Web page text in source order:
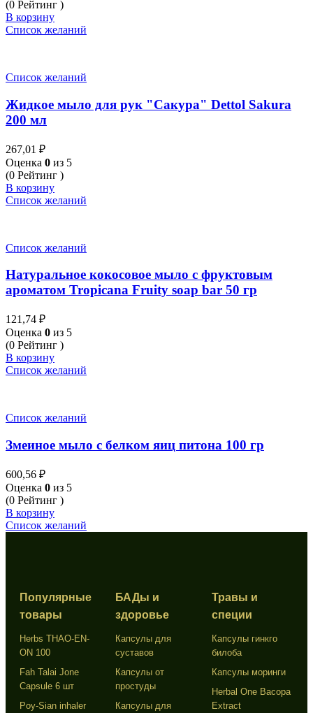
(0 Рейтинг )
В корзину
Список желаний
Список желаний
Жидкое мыло для рук "Сакура" Dettol Sakura
200 мл
267,01 ₽
Оценка 0 из 5
(0 Рейтинг )
В корзину
Список желаний
Список желаний
Натуральное кокосовое мыло с фруктовым
ароматом Tropicana Fruity soap bar 50 гр
121,74 ₽
Оценка 0 из 5
(0 Рейтинг )
В корзину
Список желаний
Список желаний
Змеиное мыло с белком яиц питона 100 гр
600,56 ₽
Оценка 0 из 5
(0 Рейтинг )
В корзину
Список желаний
Популярные
товары
Herbs THAO-EN-
ON 100
Fah Talai Jone
Capsule 6 шт
Poy-Sian inhaler
БАДы и
здоровье
Капсулы для
суставов
Капсулы от
простуды
Капсулы для
Травы и
специи
Капсулы гинкго
билоба
Капсулы моринги
Herbal One Bacopa
Extract